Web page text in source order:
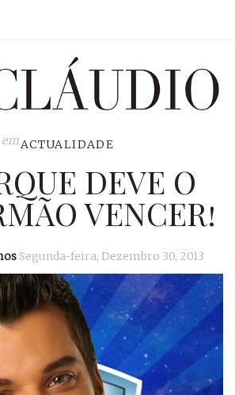
emACTUALIDADE
DEVE O
VENCER!
Segunda-feira, Dezembro 30, 2013